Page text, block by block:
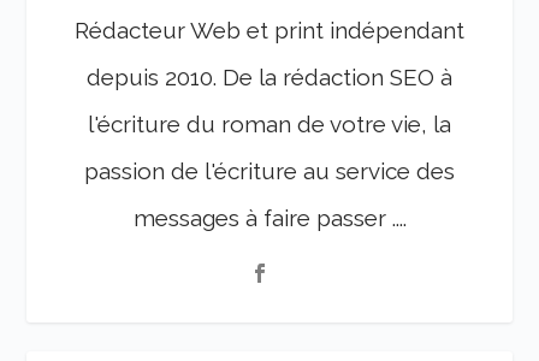
Rédacteur Web et print indépendant
depuis 2010. De la rédaction SEO à
l'écriture du roman de votre vie, la
passion de l'écriture au service des
messages à faire passer ....